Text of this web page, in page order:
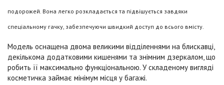
подорожей. Вона легко розкладається та підвішується завдяки
спеціальному гачку, забезпечуючи швидкий доступ до всього вмісту.
Модель оснащена двома великими відділеннями на блискавці,
декількома додатковими кишенями та знімним дзеркалом, що
робить її максимально функціональною. У складеному вигляді
косметичка займає мінімум місця у багажі.